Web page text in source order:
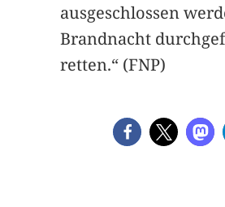
ausgeschlossen
Brandnacht
retten.“ (FNP)